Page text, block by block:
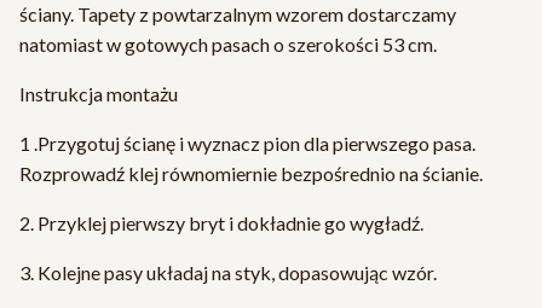
ściany. Tapety z powtarzalnym wzorem dostarczamy
natomiast w gotowych pasach o szerokości 53 cm.
Instrukcja montażu
1 .Przygotuj ścianę i wyznacz pion dla pierwszego pasa.
Rozprowadź klej równomiernie bezpośrednio na ścianie.
2. Przyklej pierwszy bryt i dokładnie go wygładź.
3. Kolejne pasy układaj na styk, dopasowując wzór.